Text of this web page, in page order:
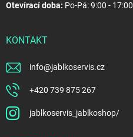
Otevírací doba: Po-Pá: 9:00 - 17:00
KONTAKT
info@jablkoservis.cz
+420 739 875 267
jablkoservis_jablkoshop/